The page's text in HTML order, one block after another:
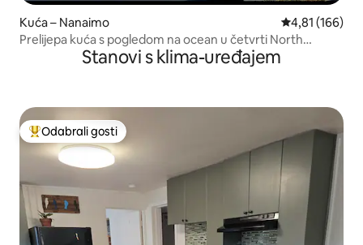
Kuća – Nanaimo Prosječna
4,81 (166)
Prelijepa kuća s pogledom na ocean u četvrti North
Stanovi s klima-uređajem
Među najviše rangiranima s oznakom „Odabrali gosti”
Odabrali gosti